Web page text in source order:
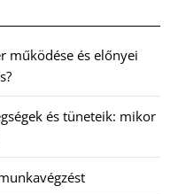
működése és előnyei
és tüneteik: mikor